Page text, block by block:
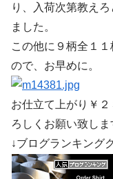
り、入荷次第教え
ました。
この他に９柄全１
ので、お早めに。
お仕立て上がり￥
ろしくお願い致しま
↓ブログランキング